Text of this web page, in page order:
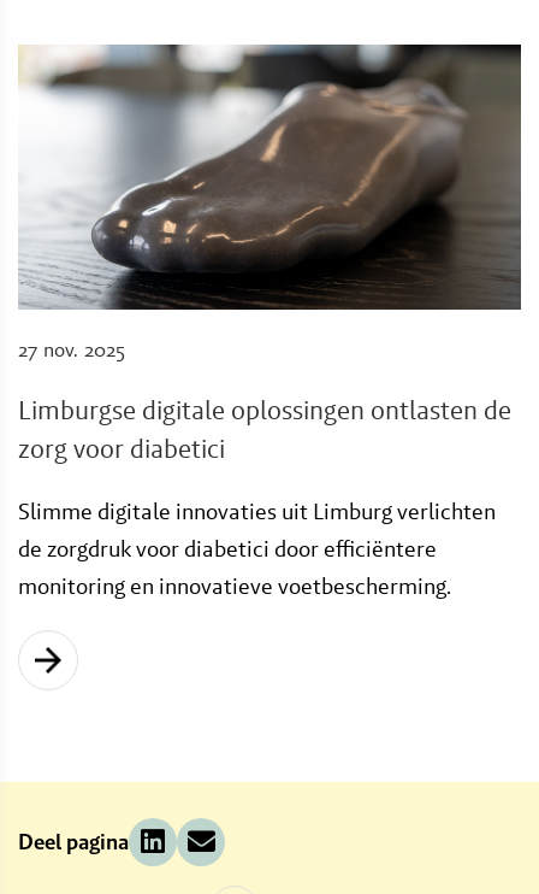
Limburgse digitale oplossingen ontlasten de
zorg voor diabetici
27 nov. 2025
Slimme digitale innovaties uit Limburg verlichten
de zorgdruk voor diabetici door efficiëntere
monitoring en innovatieve voetbescherming.
Deel pagina